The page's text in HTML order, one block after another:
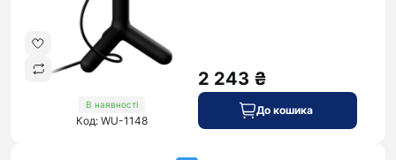
В наявності
Код: WU-1148
2 243 ₴
До кошика